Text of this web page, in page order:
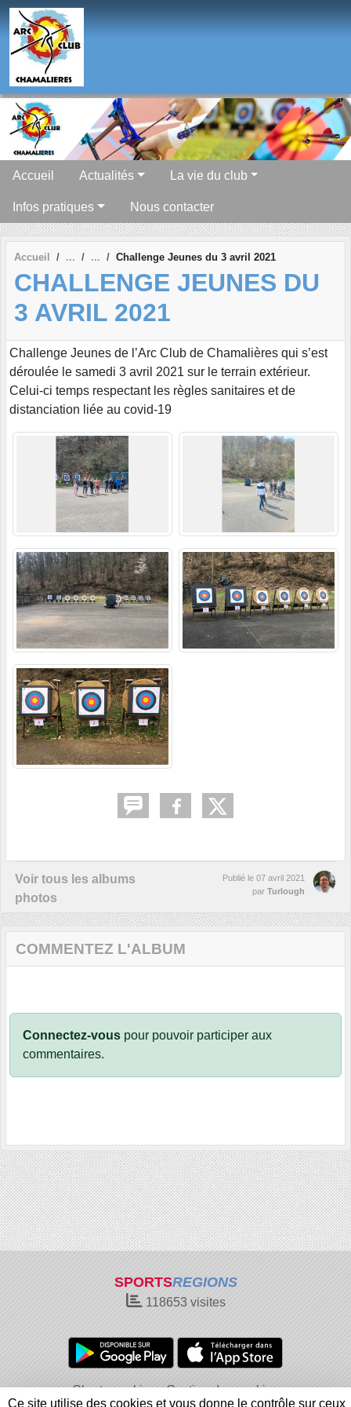
Accueil Actualités La vie du club
Infos pratiques Nous contacter
Accueil Challenge Jeunes du 3 avril 2021
CHALLENGE JEUNES DU
3 AVRIL 2021
Challenge Jeunes de l’Arc Club de Chamalières qui s’est
déroulée le samedi 3 avril 2021 sur le terrain extérieur.
Celui-ci temps respectant les règles sanitaires et de
distanciation liée au covid-19
Voir tous les albums
photos
Publié le 07 avril 2021
par Turlough
COMMENTEZ L'ALBUM
Connectez-vous pour pouvoir participer aux
commentaires.
SPORTSREGIONS
118653 visites
Charte cookies
Gestion des cookies
Panneau de gestion des cookies
Ce site utilise des cookies et vous donne le contrôle sur ceux